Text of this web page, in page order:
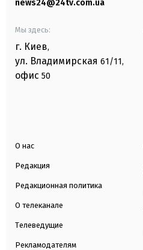
news24@24tv.com.ua
Мы здесь:
г. Киев,
ул. Владимирская 61/11,
офис 50
О нас
Редакция
Редакционная политика
О телеканале
Телеведущие
Рекламодателям